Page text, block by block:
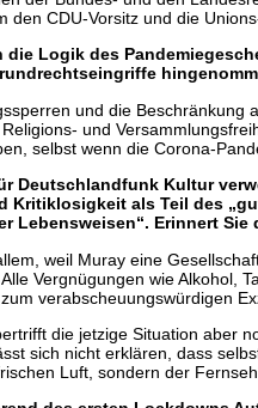
den CDU-Vorsitz und die
die Logik des
und die
und
selbst wenn die Corona-
Deutschlandfunk Kultur
Kritiklosigkeit als Teil des
Lebensweisen“. Erinnert
weil Muray eine
Vergnügungen wie Alkohol,
verabscheuungswürdigen
die jetzige Situation aber
sich nicht erklären, dass
Luft, sondern der